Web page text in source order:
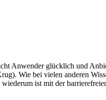
Anwender glücklich und
Wie bei vielen anderen
ist mit der